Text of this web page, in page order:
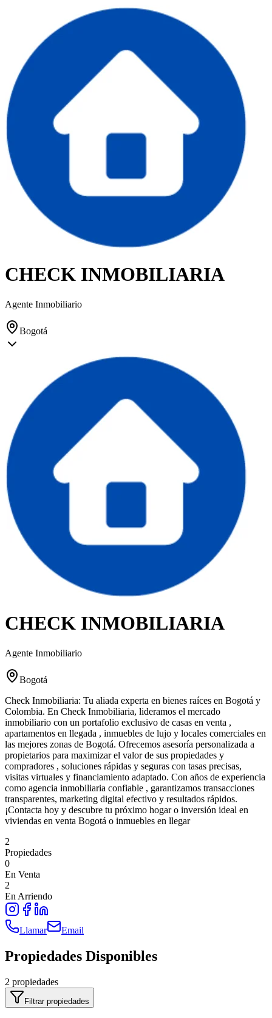
CHECK INMOBILIARIA
Agente Inmobiliario
Bogotá
CHECK INMOBILIARIA
Agente Inmobiliario
Bogotá
Check Inmobiliaria: Tu aliada experta en bienes raíces en Bogotá y
Colombia. En Check Inmobiliaria, lideramos el mercado
inmobiliario con un portafolio exclusivo de casas en venta ,
apartamentos en llegada , inmuebles de lujo y locales comerciales en
las mejores zonas de Bogotá. Ofrecemos asesoría personalizada a
propietarios para maximizar el valor de sus propiedades y
compradores , soluciones rápidas y seguras con tasas precisas,
visitas virtuales y financiamiento adaptado. Con años de experiencia
como agencia inmobiliaria confiable , garantizamos transacciones
transparentes, marketing digital efectivo y resultados rápidos.
¡Contacta hoy y descubre tu próximo hogar o inversión ideal en
viviendas en venta Bogotá o inmuebles en llegar
2
Propiedades
0
En Venta
2
En Arriendo
Llamar Email
Propiedades Disponibles
2 propiedades
Filtrar propiedades